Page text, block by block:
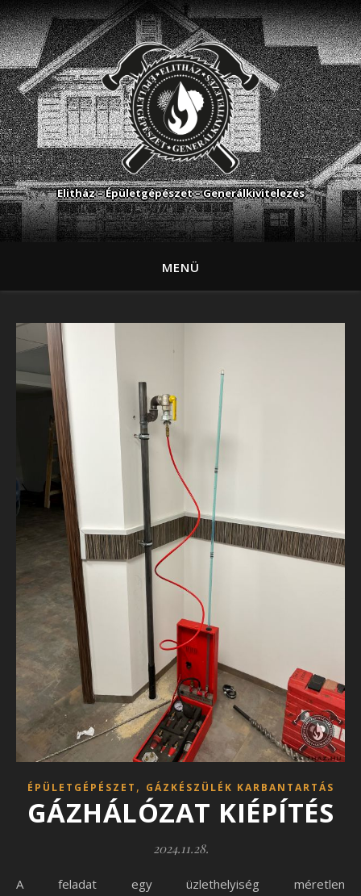
Elitház – Épületgépészet – Generálkivitelezés
MENÜ
ÉPÜLETGÉPÉSZET , GÁZKÉSZÜLÉK KARBANTARTÁS
GÁZHÁLÓZAT KIÉPÍTÉS
2024.11.28.
A feladat egy üzlethelyiség méretlen